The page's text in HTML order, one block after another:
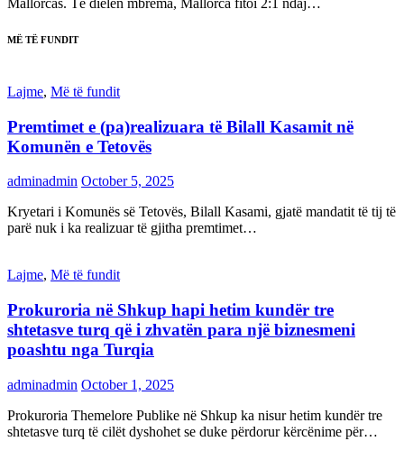
Mallorcas. Të dielën mbrëma, Mallorca fitoi 2:1 ndaj…
MË TË FUNDIT
Lajme, Më të fundit
Premtimet e (pa)realizuara të Bilall Kasamit në
Komunën e Tetovës
adminadmin October 5, 2025
Kryetari i Komunës së Tetovës, Bilall Kasami, gjatë mandatit të tij të
parë nuk i ka realizuar të gjitha premtimet…
Lajme, Më të fundit
Prokuroria në Shkup hapi hetim kundër tre
shtetasve turq që i zhvatën para një biznesmeni
poashtu nga Turqia
adminadmin October 1, 2025
Prokuroria Themelore Publike në Shkup ka nisur hetim kundër tre
shtetasve turq të cilët dyshohet se duke përdorur kërcënime për…